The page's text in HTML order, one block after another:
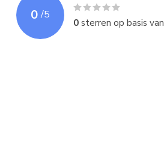
0 /5
0sterren op basis van